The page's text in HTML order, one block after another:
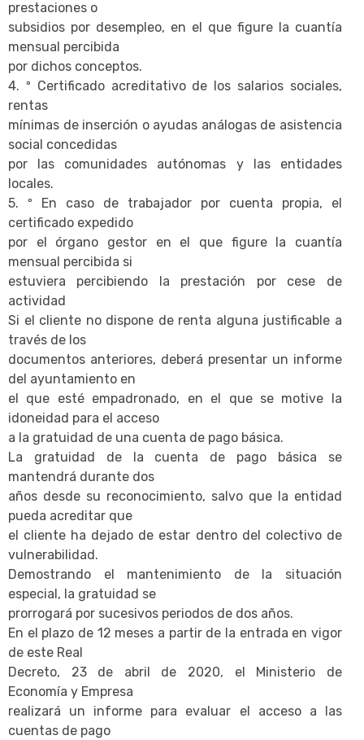
prestaciones o
subsidios por desempleo, en el que figure la cuantía
mensual percibida
por dichos conceptos.
4. º Certificado acreditativo de los salarios sociales,
rentas
mínimas de inserción o ayudas análogas de asistencia
social concedidas
por las comunidades autónomas y las entidades
locales.
5. º En caso de trabajador por cuenta propia, el
certificado expedido
por el órgano gestor en el que figure la cuantía
mensual percibida si
estuviera percibiendo la prestación por cese de
actividad
Si el cliente no dispone de renta alguna justificable a
través de los
documentos anteriores, deberá presentar un informe
del ayuntamiento en
el que esté empadronado, en el que se motive la
idoneidad para el acceso
a la gratuidad de una cuenta de pago básica.
La gratuidad de la cuenta de pago básica se
mantendrá durante dos
años desde su reconocimiento, salvo que la entidad
pueda acreditar que
el cliente ha dejado de estar dentro del colectivo de
vulnerabilidad.
Demostrando el mantenimiento de la situación
especial, la gratuidad se
prorrogará por sucesivos periodos de dos años.
En el plazo de 12 meses a partir de la entrada en vigor
de este Real
Decreto, 23 de abril de 2020, el Ministerio de
Economía y Empresa
realizará un informe para evaluar el acceso a las
cuentas de pago